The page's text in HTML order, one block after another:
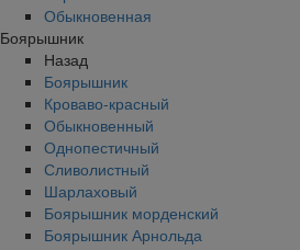
Обыкновенная
Боярышник
Назад
Боярышник
Кроваво-красный
Обыкновенный
Однопестичный
Сливолистный
Шарлаховый
Боярышник морденский
Боярышник Арнольда